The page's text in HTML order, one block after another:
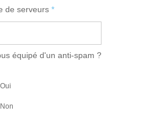
de serveurs *
équipé d'un anti-spam ?
Oui
Non